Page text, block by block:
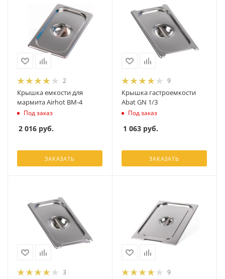
2
Крышка емкости для
мармита Airhot BM-4
Под заказ
2 016 руб.
ЗАКАЗАТЬ
9
Крышка гастроемкости
Abat GN 1/3
Под заказ
1 063 руб.
ЗАКАЗАТЬ
3 9